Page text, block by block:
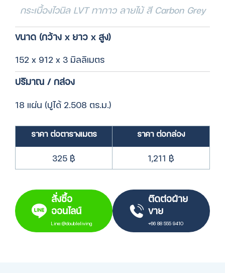
กระเบื้องไวนิล LVT ทากาว ลายไม้ สี Carbon Grey
ขนาด (กว้าง x ยาว x สูง)
152 x 912 x 3 มิลลิเมตร
ปริมาณ / กล่อง
18 แผ่น (ปูได้ 2.508 ตร.ม.)
ราคา ต่อตารางเมตร
325 ฿
ราคา ต่อกล่อง
1,211 ฿
สั่งซื้อ
ออนไลน์
Line:@doubleliving
ติดต่อฝ่าย
ขาย
+66 88 555 9410